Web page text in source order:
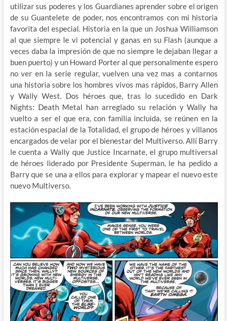
utilizar sus poderes y los Guardianes aprender sobre el origen
de su Guantelete de poder, nos encontramos con mi historia
favorita del especial. Historia en la que un Joshua Williamson
al que siempre le vi potencial y ganas en su Flash (aunque a
veces daba la impresión de que no siempre le dejaban llegar a
buen puerto) y un Howard Porter al que personalmente espero
no ver en la serie regular, vuelven una vez mas a contarnos
una historia sobre los hombres vivos mas rápidos, Barry Allen
y Wally West. Dos héroes que, tras lo sucedido en Dark
Nights: Death Metal han arreglado su relación y Wally ha
vuelto a ser el que era, con familia incluida, se reúnen en la
estación espacial de la Totalidad, el grupo de héroes y villanos
encargados de velar por el bienestar del Multiverso. Allí Barry
le cuenta a Wally que Justice Incarnate, el grupo multiversal
de héroes liderado por Presidente Superman, le ha pedido a
Barry que se una a ellos para explorar y mapear el nuevo este
nuevo Multiverso.